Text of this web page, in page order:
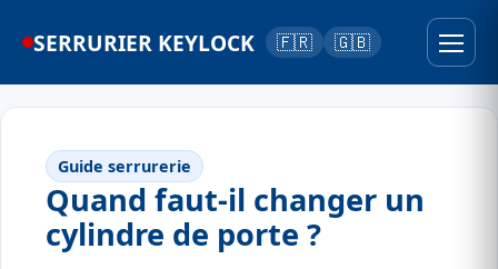
SERRURIER KEYLOCK 🇫🇷 🇬🇧
Guide serrurerie
Quand faut-il changer un
cylindre de porte ?